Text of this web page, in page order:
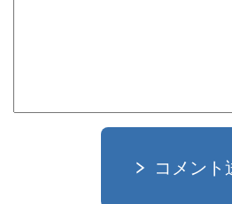
コメント